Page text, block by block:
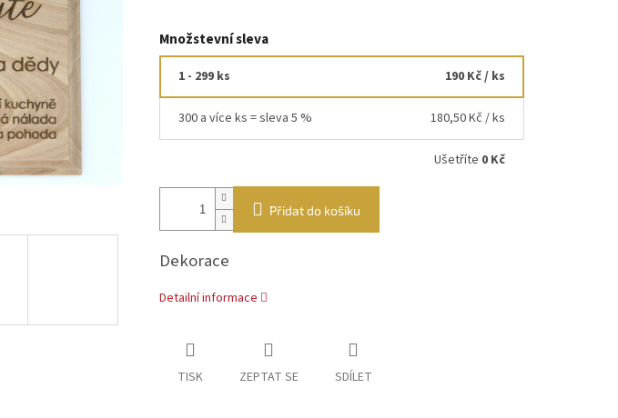
Množstevní sleva
1 - 299 ks 190 Kč/ ks
300 a více ks = sleva 5 % 180,50 Kč / ks
Ušetříte 0 Kč
Přidat do košíku
Dekorace
Detailní informace
TISK ZEPTAT SE SDÍLET